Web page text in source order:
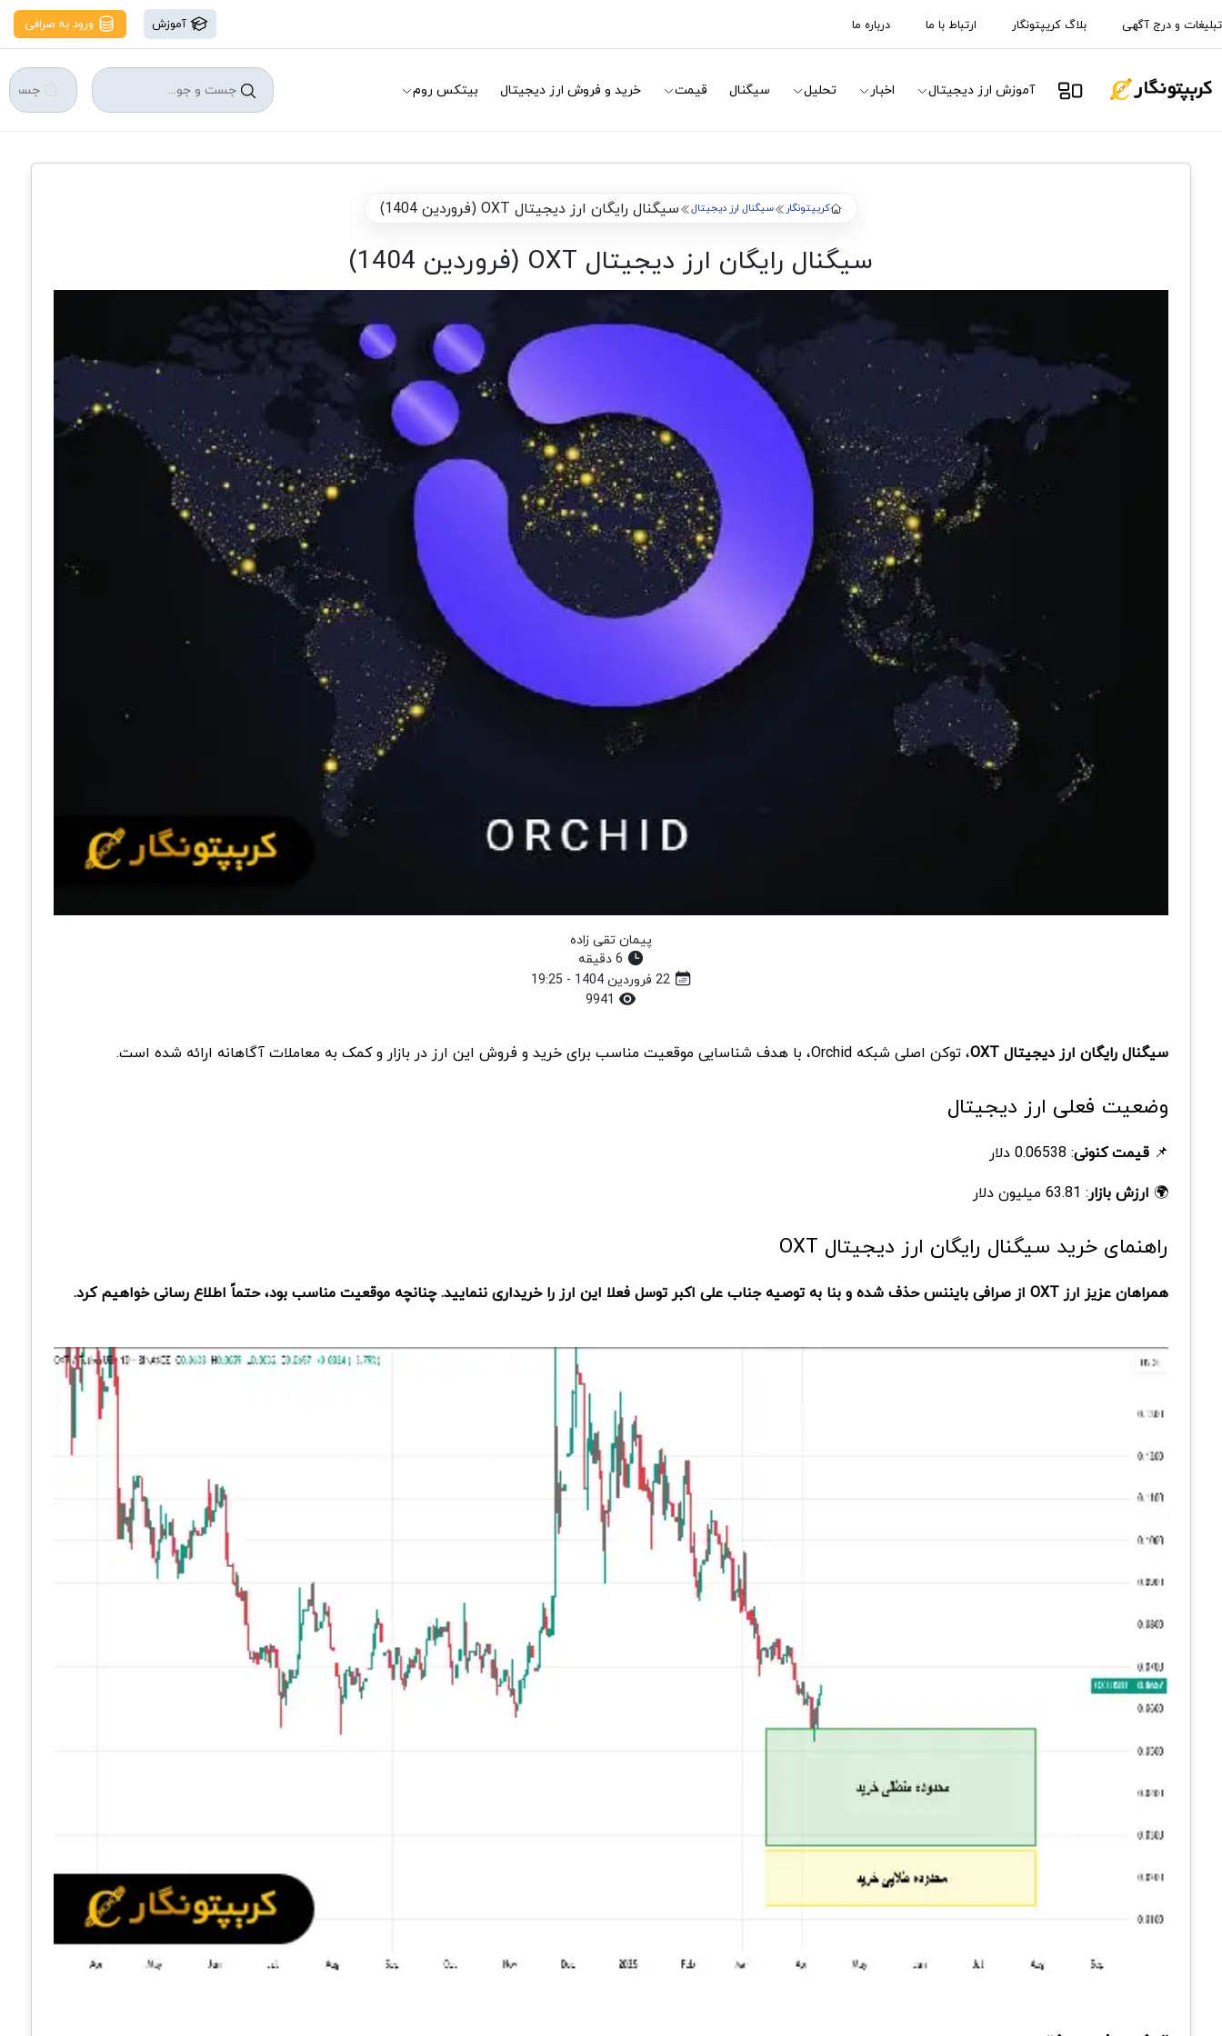
تبلیغات و درج آگهی بلاگ کریپتونگار ارتباط با ما درباره ما آموزش ورود به صرافی
آموزش ارز دیجیتال اخبار تحلیل سیگنال قیمت خرید و فروش ارز دیجیتال بیتکس روم
کریپتونگار سیگنال ارز دیجیتال سیگنال رایگان ارز دیجیتال OXT (فروردین 1404)
سیگنال رایگان ارز دیجیتال OXT (فروردین 1404)
پیمان تقی زاده
22 فروردین 1404 - 19:25
سیگنال رایگان ارز دیجیتال OXT ، توکن اصلی شبکه Orchid، با هدف شناسایی موقعیت‌ مناسب برای خرید و فروش این ارز در بازار و کمک به معاملات آگاهانه ارائه شده است.
وضعیت فعلی ارز دیجیتال
📌 قیمت کنونی: 0.06538 دلار
🌍 ارزش بازار: 63.81 میلیون دلار
راهنمای خرید سیگنال رایگان ارز دیجیتال OXT
همراهان عزیز ارزOXT از صرافی بایننس حذف شده و بنا به توصیه جناب علی اکبر توسل فعلا این ارز را خریداری ننمایید. چنانچه موقعیت مناسب بود، حتماً اطلاع رسانی خواهیم کرد.